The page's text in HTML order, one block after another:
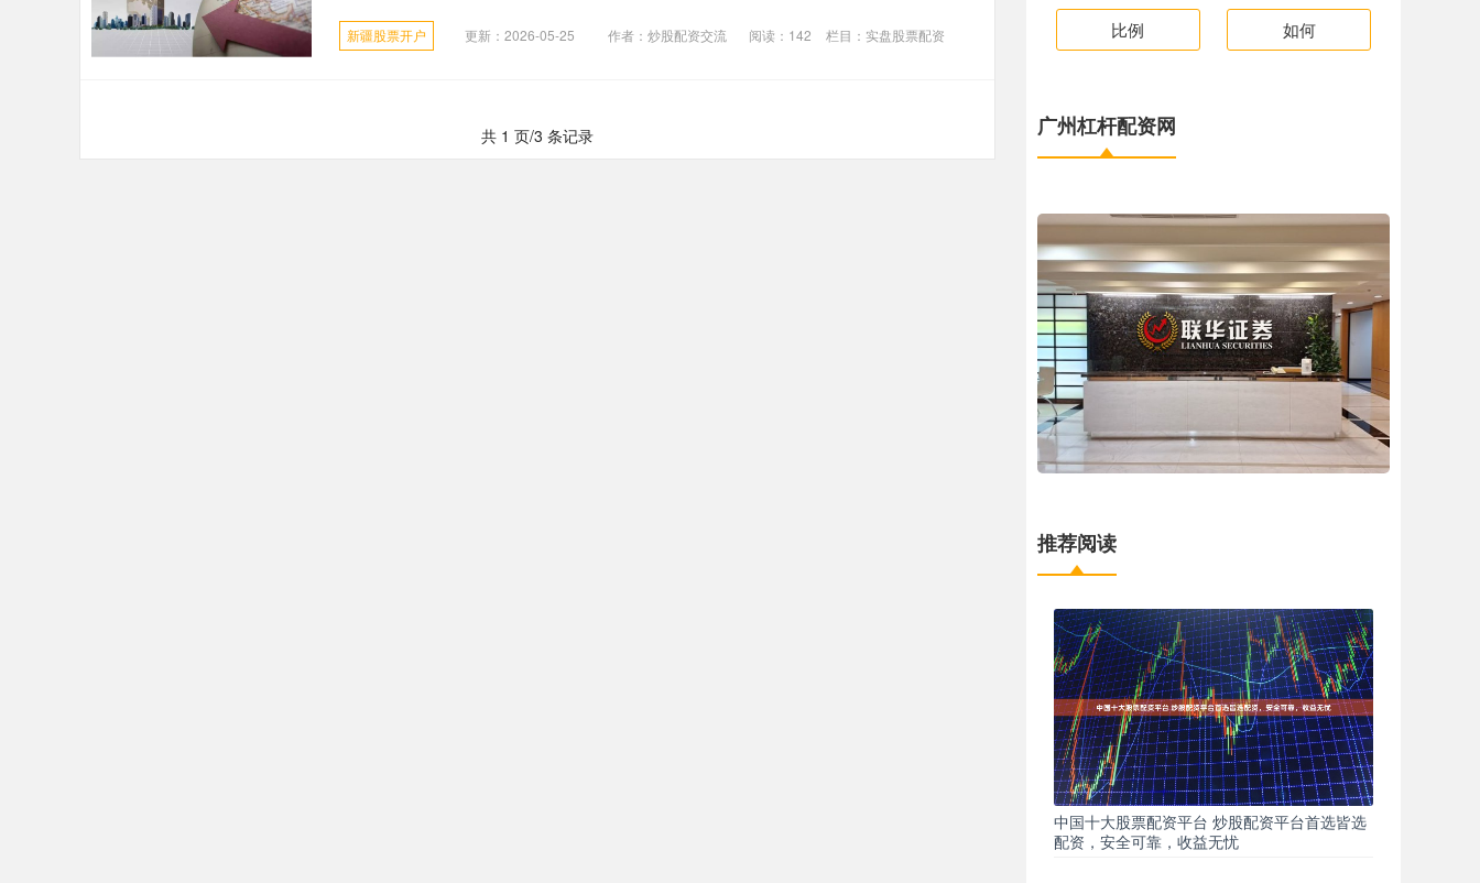
新疆股票开户 更新：2026-05-25 作者：炒股配资交流 阅读： 142 栏目： 实盘股票配资
共 1 页/3 条记录
比例 如何
广州杠杆配资网
推荐阅读
中国十大股票配资平台 炒股配资平台首选皆选
配资，安全可靠，收益无忧